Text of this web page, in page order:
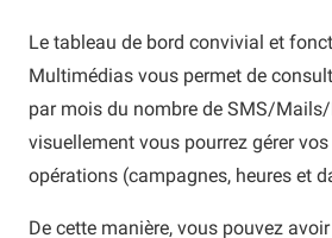
Le tableau de bord convivial et
Multimédias vous permet de
par mois du nombre de SMS/
visuellement vous pourrez gérer
opérations (campagnes, heures et
De cette manière, vous pouvez